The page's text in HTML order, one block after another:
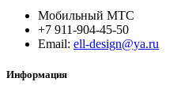
Мобильный МТС
+7 911-904-45-50
Email: ell-design@ya.ru
Информация